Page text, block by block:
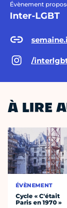
Évènement
Inter-LGBT
/
À LIRE
ÉVÈNEMENT
Cycle « C'était
Paris en 1970 »